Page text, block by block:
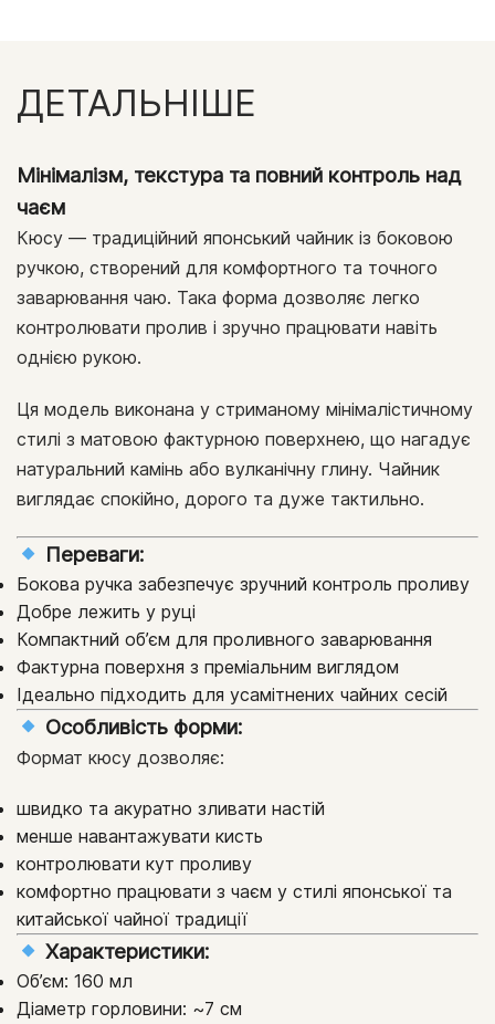
ДЕТАЛЬНІШЕ
Мінімалізм, текстура та повний контроль над
чаєм
Кюсу — традиційний японський чайник із боковою
ручкою, створений для комфортного та точного
заварювання чаю. Така форма дозволяє легко
контролювати пролив і зручно працювати навіть
однією рукою.
Ця модель виконана у стриманому мінімалістичному
стилі з матовою фактурною поверхнею, що нагадує
натуральний камінь або вулканічну глину. Чайник
виглядає спокійно, дорого та дуже тактильно.
Переваги:
Бокова ручка забезпечує зручний контроль проливу
Добре лежить у руці
Компактний об’єм для проливного заварювання
Фактурна поверхня з преміальним виглядом
Ідеально підходить для усамітнених чайних сесій
Особливість форми:
Формат кюсу дозволяє:
швидко та акуратно зливати настій
менше навантажувати кисть
контролювати кут проливу
комфортно працювати з чаєм у стилі японської та
китайської чайної традиції
Характеристики:
Об’єм: 160 мл
Діаметр горловини: ~7 см